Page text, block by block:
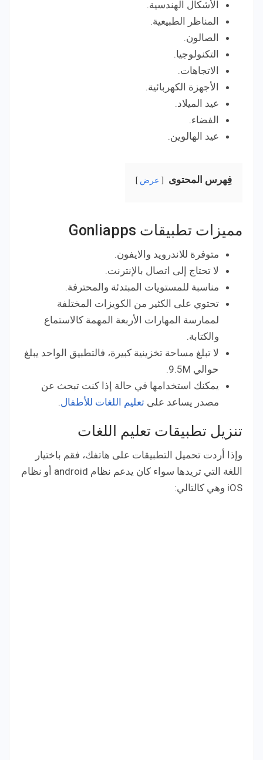
الأشكال الهندسية.
المناظر الطبيعية.
الصالون.
التكنولوجيا.
الاتجاهات.
الأجهزة الكهربائية.
عيد الميلاد.
الفضاء.
عيد الهالوين.
فِهرس المحتوى عرض
مميزات تطبيقات Gonliapps
متوفرة للاندرويد والايفون.
لا تحتاج إلى اتصال بالإنترنت.
مناسبة للمستويات المبتدئة والمحترفة.
تحتوي على الكثير من الكويزات المختلفة
لممارسة المهارات الأربعة المهمة كالاستماع
والكتابة.
لا تبلغ مساحة تخزينية كبيرة، فالتطبيق الواحد يبلغ
حوالي 9.5M.
يمكنك استخدامها في حالة إذا كنت تبحث عن
مصدر يساعد على تعليم اللغات للأطفال.
تنزيل تطبيقات تعليم اللغات
وإذا أردت تحميل التطبيقات على هاتفك، فقم باختيار
اللغة التي تريدها سواء كان يدعم نظام android أو نظام
iOS وهي كالتالي: